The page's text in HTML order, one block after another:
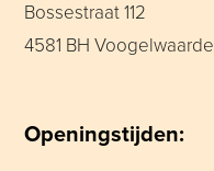
Bossestraat 112
4581 BH Voogelwaarde
Openingstijden: